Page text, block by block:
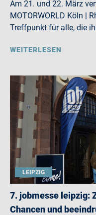
Am 21. und 22. März
MOTORWORLD Köln |
Treffpunkt für alle, die
WEITERLESEN
LEIPZIG
7. jobmesse leipzig:
Chancen und